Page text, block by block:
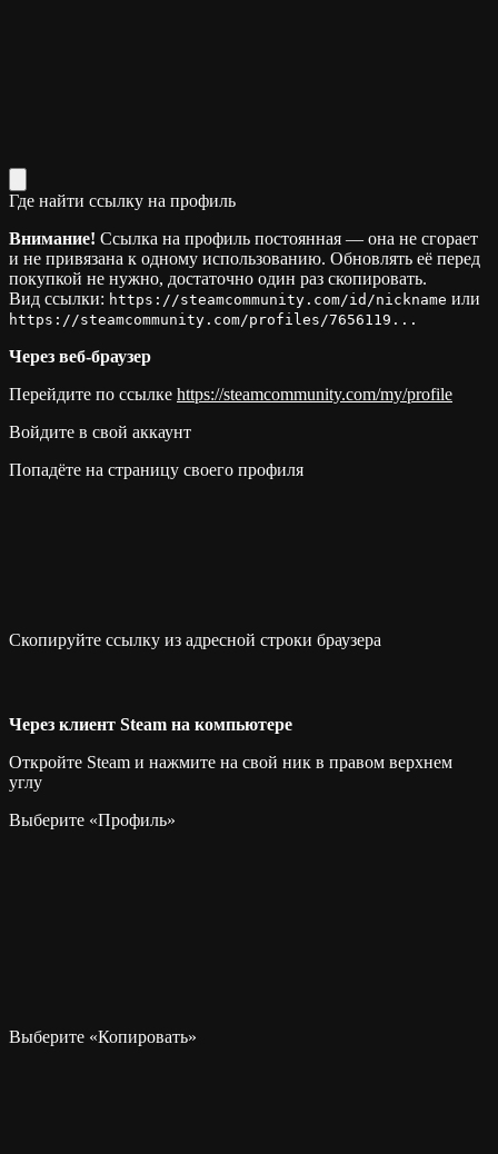
Где найти ссылку на профиль
Внимание! Ссылка на профиль постоянная — она не сгорает
и не привязана к одному использованию. Обновлять её перед
покупкой не нужно, достаточно один раз скопировать.
Вид ссылки: https://steamcommunity.com/id/nickname или
https://steamcommunity.com/profiles/7656119...
Через веб-браузер
Перейдите по ссылке https://steamcommunity.com/my/profile
Войдите в свой аккаунт
Попадёте на страницу своего профиля
Скопируйте ссылку из адресной строки браузера
Через клиент Steam на компьютере
Откройте Steam и нажмите на свой ник в правом верхнем
углу
Выберите «Профиль»
Выберите «Копировать»